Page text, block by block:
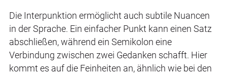
Die Interpunktion ermöglicht auch subtile Nuancen
in der Sprache. Ein einfacher Punkt kann einen Satz
abschließen, während ein Semikolon eine
Verbindung zwischen zwei Gedanken schafft. Hier
kommt es auf die Feinheiten an, ähnlich wie bei den